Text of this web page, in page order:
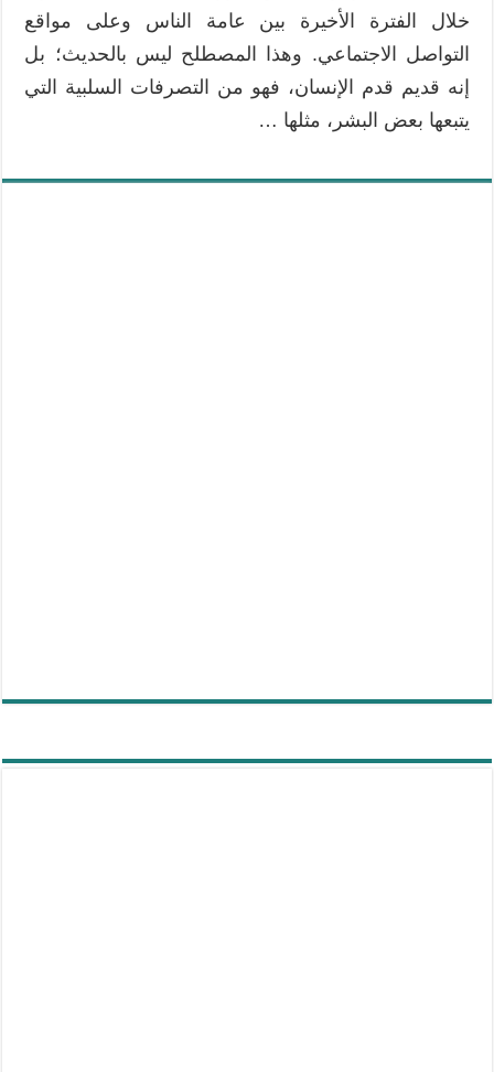
خلال الفترة الأخيرة بين عامة الناس وعلى مواقع
التواصل الاجتماعي. وهذا المصطلح ليس بالحديث؛ بل
إنه قديم قدم الإنسان، فهو من التصرفات السلبية التي
يتبعها بعض البشر، مثلها …